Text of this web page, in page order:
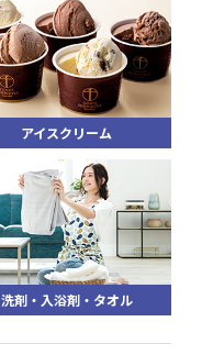
アイスクリーム
洗剤・入浴剤・タオル